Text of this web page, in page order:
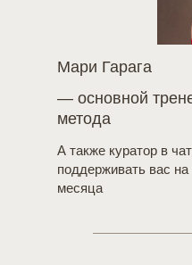
А также куратор в
поддерживать вас на
месяца
— основной
метода
Мари Гарага
Длительность — 1